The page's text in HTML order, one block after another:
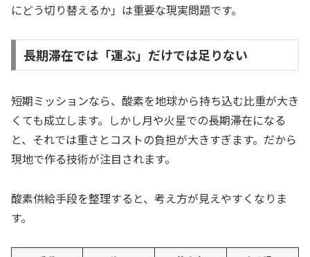
にどう切り替えるか」は重要な現実問題です。
長期滞在では「運ぶ」だけでは足りない
短期ミッションなら、酸素を地球から持ち込む比重が大き
くても成立します。しかし月や火星での長期滞在になる
と、それでは重さとコストの負担が大きすぎます。だから
現地で作る技術が注目されます。
酸素供給手段を整理すると、考え方が見えやすくなりま
す。